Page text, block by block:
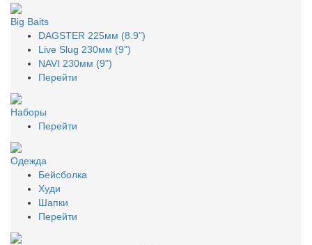
Big Baits
DAGSTER 225мм (8.9")
Live Slug 230мм (9")
NAVI 230мм (9")
Перейти
Наборы
Перейти
Одежда
Бейсболка
Худи
Шапки
Перейти